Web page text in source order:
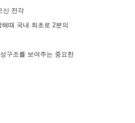
신 전각
때 국내 최초로 2분의
구조를 보여주는 중요한